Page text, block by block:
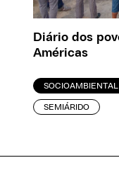
Diário dos
Américas
SOCIOAMBIENTAL
SEMIÁRIDO